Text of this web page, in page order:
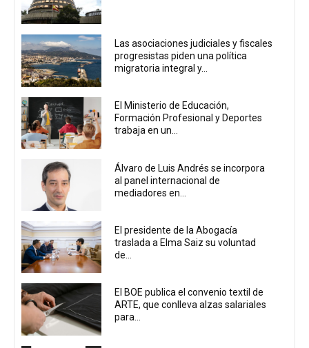
Las asociaciones judiciales y fiscales
progresistas piden una política
migratoria integral y...
El Ministerio de Educación,
Formación Profesional y Deportes
trabaja en un...
Álvaro de Luis Andrés se incorpora
al panel internacional de
mediadores en...
El presidente de la Abogacía
traslada a Elma Saiz su voluntad
de...
El BOE publica el convenio textil de
ARTE, que conlleva alzas salariales
para...